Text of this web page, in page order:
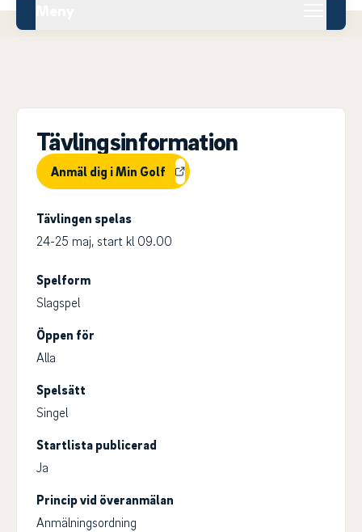
Tävlingsinformation
Anmäl dig i Min Golf
Tävlingen spelas
24-25 maj, start kl 09.00
Spelform
Slagspel
Öppen för
Alla
Spelsätt
Singel
Startlista publicerad
Ja
Princip vid överanmälan
Anmälningsordning